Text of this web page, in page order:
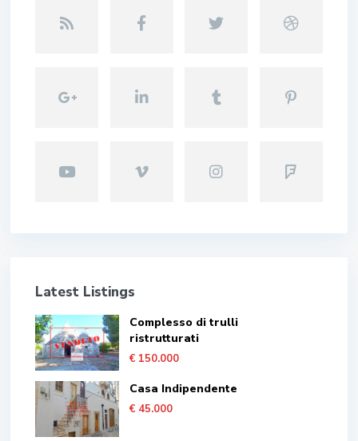
Latest Listings
Complesso di trulli
ristrutturati
€ 150.000
Casa Indipendente
€ 45.000